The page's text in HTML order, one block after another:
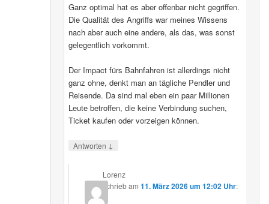
Ganz optimal hat es aber offenbar nicht gegriffen.
Die Qualität des Angriffs war meines Wissens
nach aber auch eine andere, als das, was sonst
gelegentlich vorkommt.
Der Impact fürs Bahnfahren ist allerdings nicht
ganz ohne, denkt man an tägliche Pendler und
Reisende. Da sind mal eben ein paar Millionen
Leute betroffen, die keine Verbindung suchen,
Ticket kaufen oder vorzeigen können.
Antworten ↓
Lorenz
schriebam11. März 2026 um 12:02 Uhr: